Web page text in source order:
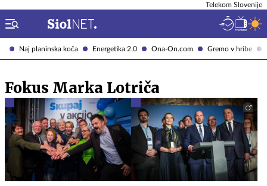
Naj planinska koča Energetika 2.0 Ona-On.com Gremo v hribe
Telekom Slovenije
Fokus Marka Lotriča